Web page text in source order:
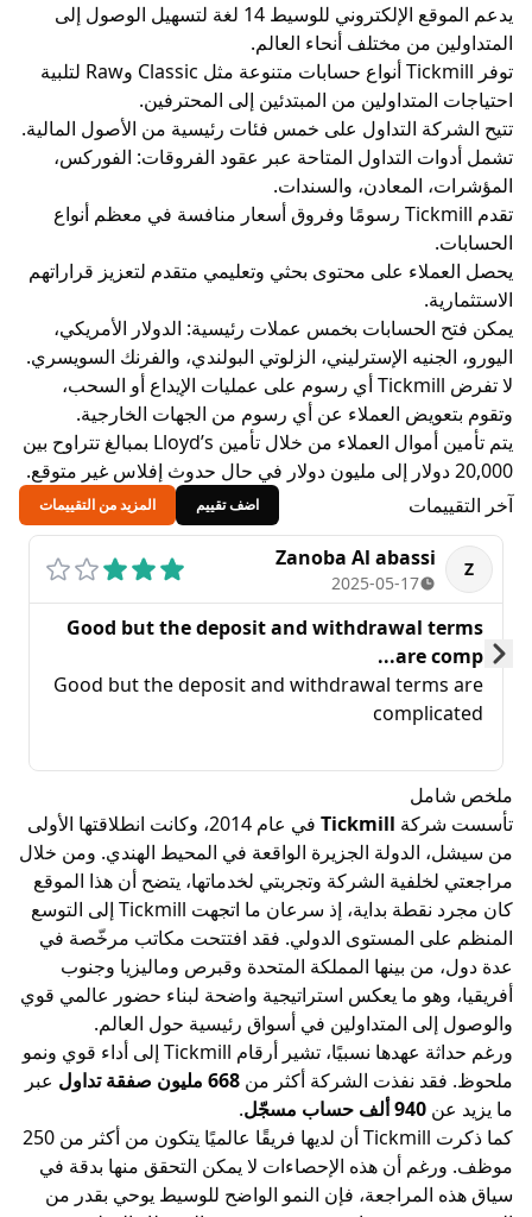
يدعم الموقع الإلكتروني للوسيط 14 لغة لتسهيل الوصول إلى
من مختلف أنحاء العالم.
توفر Tickmill أنواع حسابات متنوعة مثل Classic وRaw لتلبية
من المبتدئين إلى المحترفين.
التداول على خمس فئات رئيسية من الأصول المالية.
التداول المتاحة عبر عقود الفروقات: الفوركس،
المعادن، والسندات.
تقدم Tickmill رسومًا وفروق أسعار منافسة في معظم أنواع
على محتوى بحثي وتعليمي متقدم لتعزيز قراراتهم
بخمس عملات رئيسية: الدولار الأمريكي،
الإسترليني، الزلوتي البولندي، والفرنك السويسري.
لا تفرض Tickmill أي رسوم على عمليات الإيداع أو السحب،
العملاء عن أي رسوم من الجهات الخارجية.
يتم تأمين أموال العملاء من خلال تأمين Lloyd’s بمبالغ تتراوح بين
المزيد من التقييمات
Zanoba Al abassi
2025-05-17
Good but the deposit and withdrawal
are
Good but the deposit and withdrawal
يقدمونه.
Tickmill
في عام 2014، وكانت انطلاقتها الأولى
الجزيرة الواقعة في المحيط الهندي. ومن خلال
الشركة وتجربتي لخدماتها، يتضح أن هذا الموقع
كان مجرد نقطة بداية، إذ سرعان ما اتجهت Tickmill إلى التوسع
المستوى الدولي. فقد افتتحت مكاتب مرخّصة في
بينها المملكة المتحدة وقبرص وماليزيا وجنوب
ما يعكس استراتيجية واضحة لبناء حضور عالمي قوي
المتداولين في أسواق رئيسية حول العالم.
ورغم حداثة عهدها نسبيًا، تشير أرقام Tickmill إلى أداء قوي ونمو
نفذت الشركة أكثر من 668 مليون صفقة تداول
عبر
940 ألف حساب مسجّل
.
كما ذكرت Tickmill أن لديها فريقًا عالميًا يتكون من أكثر من 250
أن هذه الإحصاءات لا يمكن التحقق منها بدقة في
فإن النمو الواضح للوسيط يوحي بقدر من